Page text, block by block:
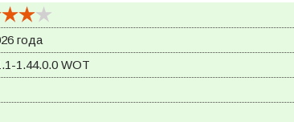
года
1.44.0.0 WOT